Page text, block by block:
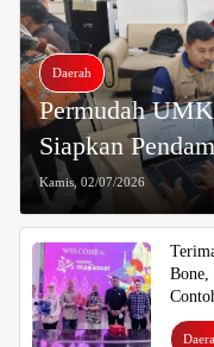
Daerah
Permudah
Siapkan
Kamis, 02/07/2026
Bone,